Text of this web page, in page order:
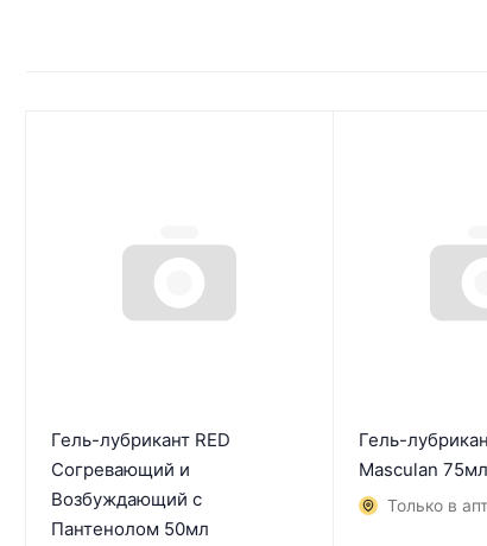
Гель-лубрикант RED
Согревающий и
Возбуждающий с
Пантенолом 50мл
Гель-
Masculan
Только в